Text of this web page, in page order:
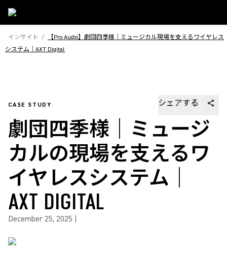
インサイト /
【Pro Audio】劇団四季様｜ミュージカル現場を支えるワイヤレス
システム｜AXT Digital
CASE STUDY シェアする
劇団四季様｜ミュージ
カルの現場を支えるワ
イヤレスシステム｜
AXT DIGITAL
December 25, 2025